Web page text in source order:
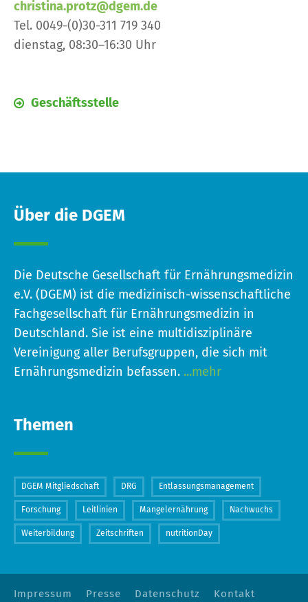
christina.protz@dgem.de
Tel. 0049-(0)30-311 719 340
dienstag, 08:30–16:30 Uhr
Geschäftsstelle
Über die DGEM
Die Deutsche Gesellschaft für Ernährungsmedizin
e.V. (DGEM) ist die medizinisch-wissenschaftliche
Fachgesellschaft für Ernährungsmedizin in
Deutschland. Sie ist eine multidisziplinäre
Vereinigung aller Berufsgruppen, die sich mit
Ernährungsmedizin befassen. ...mehr
Themen
DGEM Mitgliedschaft DRG Entlassungsmanagement
Forschung Leitlinien Mangelernährung Nachwuchs
Weiterbildung Zeitschriften nutritionDay
Impressum Presse Datenschutz Kontakt